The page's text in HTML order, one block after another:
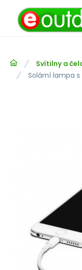
Svítilny a
Solární lampa